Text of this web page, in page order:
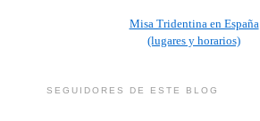
Misa Tridentina en España
(lugares y horarios)
SEGUIDORES DE ESTE BLOG